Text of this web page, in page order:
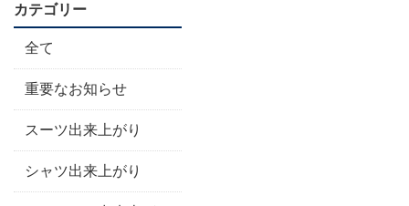
カテゴリー
全て
重要なお知らせ
スーツ出来上がり
シャツ出来上がり